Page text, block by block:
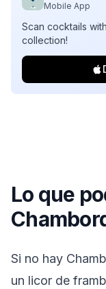
Mobile App
Scan cocktails
collection!
Lo que
Si no hay
un licor de